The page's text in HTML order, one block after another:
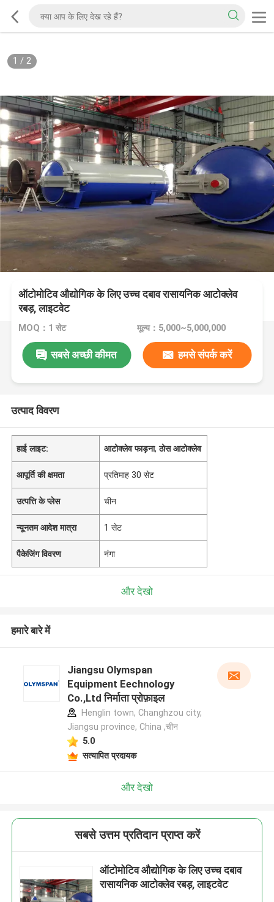
1 / 2
ऑटोमोटिव औद्योगिक के लिए उच्च दबाव रासायनिक आटोक्लेव
रबड़, लाइटवेट
MOQ：1 सेट मूल्य：5,000~5,000,000
सबसे अच्छी कीमत हमसे संपर्क करें
उत्पाद विवरण
हाई लाइट: आटोक्लेव फाड़ना,ठोस आटोक्लेव
आपूर्ति की क्षमता प्रतिमाह 30 सेट
उत्पत्ति के प्लेस चीन
न्यूनतम आदेश मात्रा 1 सेट
पैकेजिंग विवरण नंगा
और देखो
हमारे बारे में
Jiangsu Olymspan
Equipment Eechnology
Co.,Ltd निर्माता प्रोफ़ाइल
Henglin town, Changhzou city,
Jiangsu province, China ,चीन
5.0
सत्यापित प्रदायक
और देखो
सबसे उत्तम प्रतिदान प्राप्त करें
ऑटोमोटिव औद्योगिक के लिए उच्च दबाव
रासायनिक आटोक्लेव रबड़, लाइटवेट